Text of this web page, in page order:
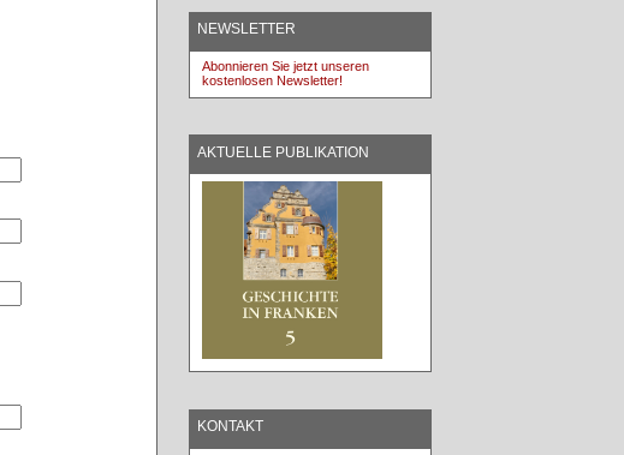
NEWSLETTER
Abonnieren Sie jetzt unseren
kostenlosen Newsletter!
AKTUELLE PUBLIKATION
KONTAKT